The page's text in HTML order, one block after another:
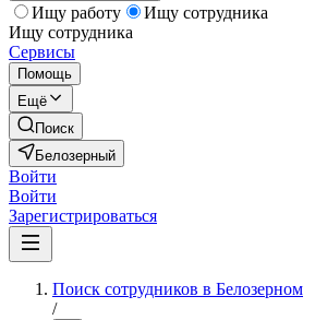
Ищу работу
Ищу сотрудника
Ищу сотрудника
Сервисы
Помощь
Ещё
Поиск
Белозерный
Войти
Войти
Зарегистрироваться
Поиск сотрудников в Белозерном
/